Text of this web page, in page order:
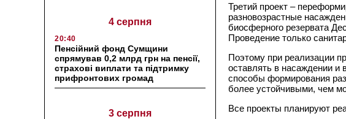
4 серпня
20:40
Пенсійний фонд Сумщини
спрямував 0,2 млрд грн на пенсії,
страхові виплати та підтримку
прифронтових громад
3 серпня
Третий проект –
разновозрастные
биосферного резервата
Проведение только
Поэтому при реализации
оставлять в насаждении
способы формирования
более устойчивыми, чем
Все проекты планируют